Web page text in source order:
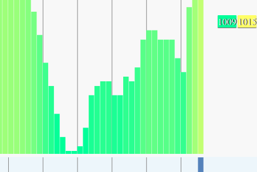
10091015